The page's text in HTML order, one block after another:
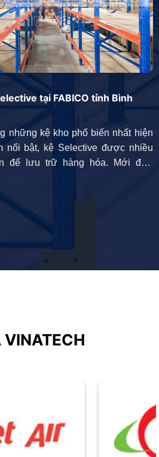
tại FABICO tỉnh Bình
những kệ kho phổ biến nhất hiện
nổi bật, kệ Selective được nhiều
để lưu trữ hàng hóa. Mới đây,
thiện, bàn giao dự án kệ kho hàng
Dương. Yêu cầu […]